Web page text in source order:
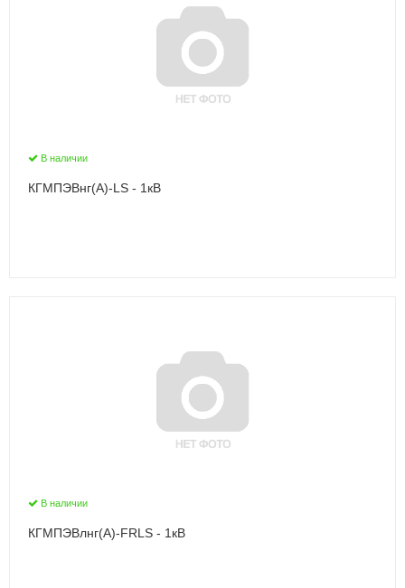
В наличии
КГМПЭВнг(А)-LS - 1кВ
В наличии
КГМПЭВлнг(А)-FRLS - 1кВ